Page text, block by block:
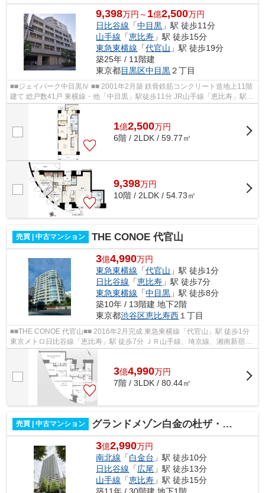
9,398万円～ 1億2,500万円
日比谷線 「中目黒 」駅 徒歩11分
山手線 「恵比寿 」駅 徒歩15分
東急東横線 「代官山 」駅 徒歩19分
築25年 / 11階建
東京都目黒区中目黒２丁目
■■ジェイパーク中目黒Ⅳ ■■ 2001年2月築 鉄骨鉄筋コンクリート造地上11階
建て 総戸数41戸 東横線・他「中目黒」駅徒歩11分 JR山手線「恵比寿」駅徒
歩15分 ペット飼育可能 宅配ボック...
1億2,500万円
6階 / 2LDK / 59.77㎡
9,398万円
10階 / 2LDK / 54.73㎡
売買 | 中古マンション THE CONOE 代官山
3億4,990万円
東急東横線 「代官山 」駅 徒歩1分
日比谷線 「恵比寿 」駅 徒歩7分
東急東横線 「中目黒 」駅 徒歩8分
築10年 / 13階建 地下2階
東京都渋谷区恵比寿西 １丁目
■■THE CONOE 代官山■■ 2016年2月完成 東急東横線「代官山」駅 徒歩1分
東京メトロ日比谷線「恵比寿」駅 徒歩7分 ＪＲ山手線、埼京線、湘南新宿ラ
イン「恵比寿」駅 徒歩11分 管理体...
3億4,990万円
7階 / 3LDK / 80.44㎡
売買 | 中古マンション グランドメゾン白金の杜ザ・タワー
3億2,990万円
南北線 「白金台 」駅 徒歩10分
日比谷線 「広尾 」駅 徒歩13分
山手線 「恵比寿 」駅 徒歩15分